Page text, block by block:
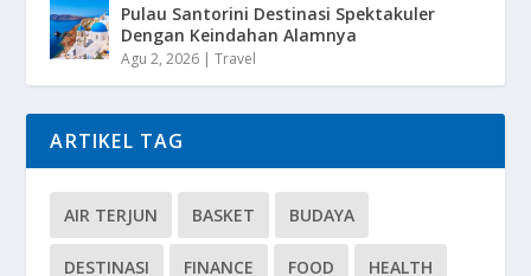
Pulau Santorini Destinasi Spektakuler
Dengan Keindahan Alamnya
Agu 2, 2026 |Travel
ARTIKEL TAG
AIR TERJUN BASKET BUDAYA
DESTINASI FINANCE FOOD HEALTH